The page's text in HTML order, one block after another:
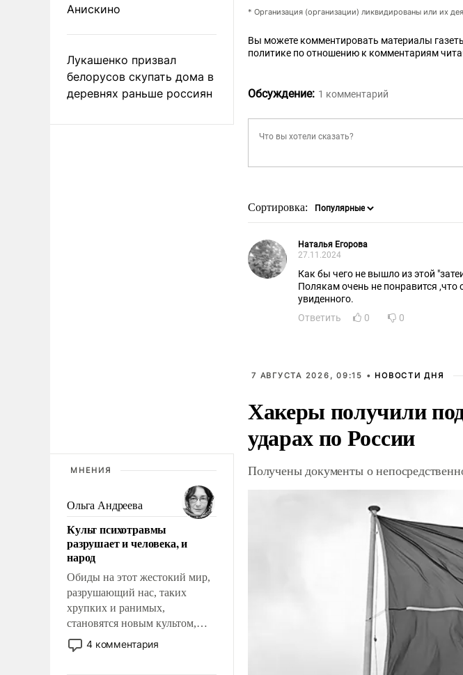
Анискино
Лукашенко призвал
белорусов скупать дома в
деревнях раньше россиян
МНЕНИЯ
Ольга Андреева
Культ психотравмы
разрушает и человека, и
народ
Обиды на этот жестокий мир,
разрушающий нас, таких
хрупких и ранимых,
становятся новым культом,
постепенно вытесняя и
отменяя традиционное
4 комментария
* Организация (организации) ликвидированы или их
Вы можете комментировать материалы
политике по отношению к комментариям
Обсуждение: 1 комментарий
Сортировка:
Наталья Егорова
27.11.2024
Как бы чего не вышло из этой
Полякам очень не понравится
увиденного.
Ответить
0 0
7 АВГУСТА 2026, 09:15 • НОВОСТИ ДНЯ
Хакеры получили
ударах по России
Получены документы о